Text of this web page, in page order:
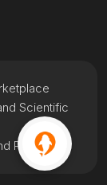
Policy
Scientific